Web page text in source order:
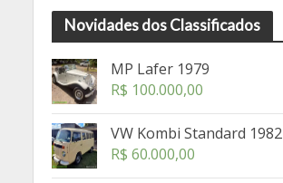
Novidades dos Classificados
MP Lafer 1979
R$ 100.000,00
VW Kombi Standard 1982
R$ 60.000,00